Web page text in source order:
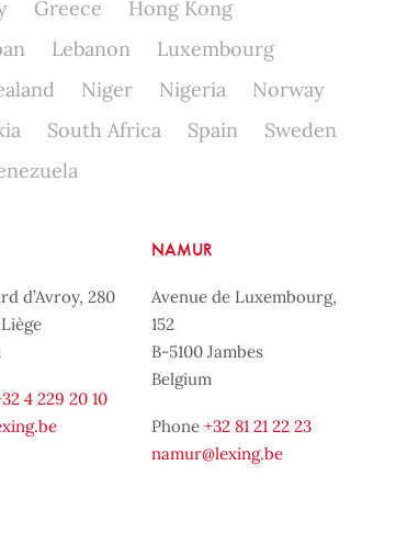
Greece
Hong Kong
Lebanon
Luxembourg
Niger Nigeria
Norway
South Africa Spain
Sweden
d’Avroy, 280
4 229 20 10
NAMUR
Avenue de Luxembourg,
152
B-5100 Jambes
Belgium
Phone+32 81 21 22 23
namur@lexing.be